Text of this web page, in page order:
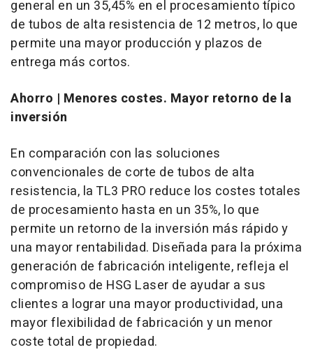
general en un 35,45% en el procesamiento típico
de tubos de alta resistencia de 12 metros, lo que
permite una mayor producción y plazos de
entrega más cortos.
Ahorro | Menores costes. Mayor retorno de la
inversión
En comparación con las soluciones
convencionales de corte de tubos de alta
resistencia, la TL3 PRO reduce los costes totales
de procesamiento hasta en un 35%, lo que
permite un retorno de la inversión más rápido y
una mayor rentabilidad. Diseñada para la próxima
generación de fabricación inteligente, refleja el
compromiso de HSG Laser de ayudar a sus
clientes a lograr una mayor productividad, una
mayor flexibilidad de fabricación y un menor
coste total de propiedad.